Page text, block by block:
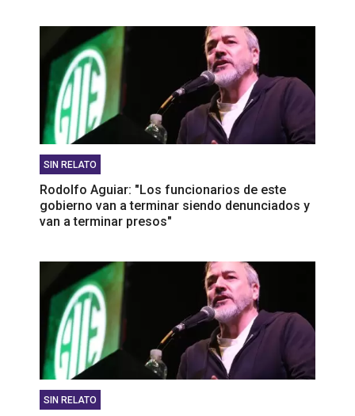
SIN RELATO
Rodolfo Aguiar: "Los funcionarios de este
gobierno van a terminar siendo denunciados y
van a terminar presos"
SIN RELATO